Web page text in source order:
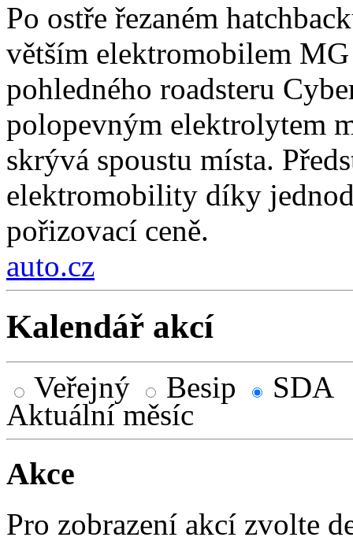
Po ostře řezaném
větším elektromobilem
pohledného roadsteru
polopevným elektrolytem
skrývá spoustu místa.
elektromobility díky
pořizovací ceně.
auto.cz
Kalendář akcí
Veřejný Besip
SDA
Aktuální měsíc
Akce
Pro zobrazení akcí zvolte